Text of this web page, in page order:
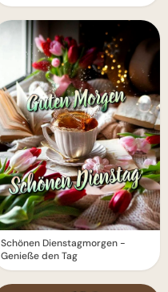
Schönen Dienstagmorgen -
Genieße den Tag